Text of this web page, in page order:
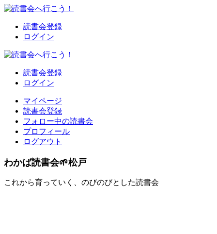
読書会登録
ログイン
読書会登録
ログイン
マイページ
読書会登録
フォロー中の読書会
プロフィール
ログアウト
わかば読書会🌱松戸
これから育っていく、のびのびとした読書会